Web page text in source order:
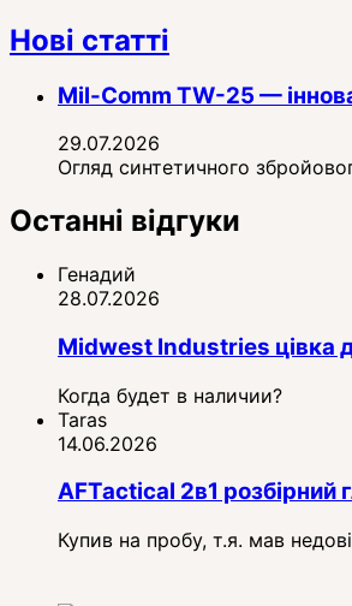
Нові статті
Mil-Comm TW-25 —
29.07.2026
Огляд синтетичного
Останні відгуки
Генадий
28.07.2026
Midwest Industries цівка
Когда будет в наличии?
Taras
14.06.2026
AFTactical 2в1 розбірний
Купив на пробу, т.я. мав